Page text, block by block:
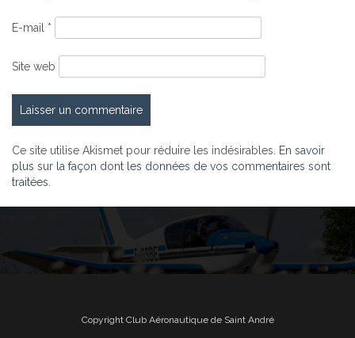
E-mail *
Site web
Ce site utilise Akismet pour réduire les indésirables. En savoir
plus sur la façon dont les données de vos commentaires sont
traitées
Copyright Club Aéronautique de Saint André